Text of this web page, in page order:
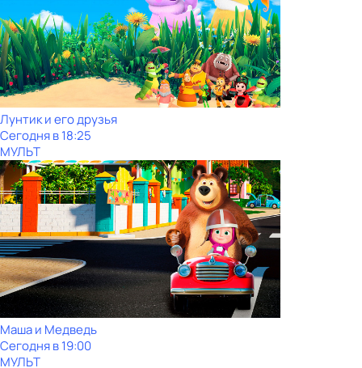
Лунтик и его друзья
Сегодня в 18:25
МУЛЬТ
Маша и Медведь
Сегодня в 19:00
МУЛЬТ